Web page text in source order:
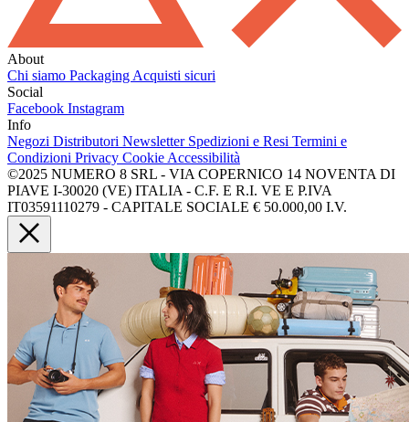
About
Chi siamo Packaging Acquisti sicuri
Social
Facebook Instagram
Info
Negozi Distributori Newsletter Spedizioni e Resi Termini e
Condizioni Privacy Cookie Accessibilità
©2025 NUMERO 8 SRL - VIA COPERNICO 14 NOVENTA DI
PIAVE I-30020 (VE) ITALIA - C.F. E R.I. VE E P.IVA
IT03591110279 - CAPITALE SOCIALE € 50.000,00 I.V.